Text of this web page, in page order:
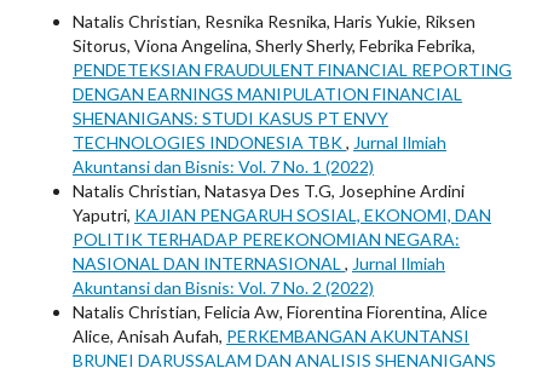
Natalis Christian, Resnika Resnika, Haris Yukie, Riksen
Sitorus, Viona Angelina, Sherly Sherly, Febrika Febrika,
PENDETEKSIAN FRAUDULENT FINANCIAL REPORTING
DENGAN EARNINGS MANIPULATION FINANCIAL
SHENANIGANS: STUDI KASUS PT ENVY
TECHNOLOGIES INDONESIA TBK, Jurnal Ilmiah
Akuntansi dan Bisnis: Vol. 7 No. 1 (2022)
Natalis Christian, Natasya Des T.G, Josephine Ardini
Yaputri, KAJIAN PENGARUH SOSIAL, EKONOMI, DAN
POLITIK TERHADAP PEREKONOMIAN NEGARA:
NASIONAL DAN INTERNASIONAL , Jurnal Ilmiah
Akuntansi dan Bisnis: Vol. 7 No. 2 (2022)
Natalis Christian, Felicia Aw, Fiorentina Fiorentina, Alice
Alice, Anisah Aufah, PERKEMBANGAN AKUNTANSI
BRUNEI DARUSSALAM DAN ANALISIS SHENANIGANS